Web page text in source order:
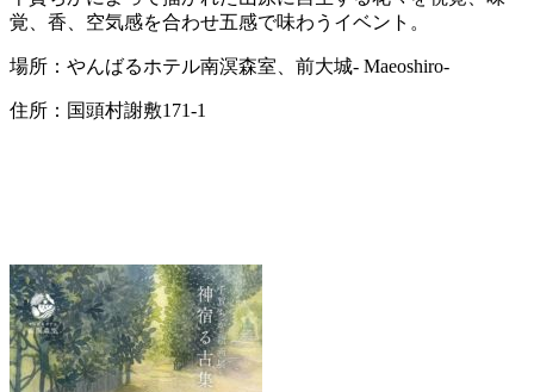
覚、香、空気感を合わせ五感で味わうイベント。
場所：やんばるホテル南溟森室、前大城- Maeoshiro-
住所：国頭村謝敷171-1